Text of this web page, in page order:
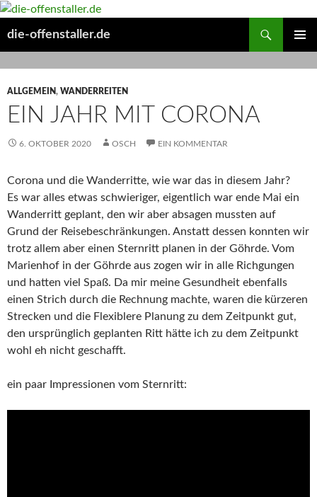
die-offenstaller.de
MENÜ
ALLGEMEIN, WANDERREITEN
EIN JAHR MIT CORONA
6. OKTOBER 2020 OSCH EIN KOMMENTAR
Corona und die Wanderritte, wie war das in diesem Jahr?
Es war alles etwas schwieriger, eigentlich war ende Mai ein
Wanderritt geplant, den wir aber absagen mussten auf
Grund der Reisebeschränkungen. Anstatt dessen konnten wir
trotz allem aber einen Sternritt planen in der Göhrde. Vom
Marienhof in der Göhrde aus zogen wir in alle Richgungen
und hatten viel Spaß. Da mir meine Gesundheit ebenfalls
einen Strich durch die Rechnung machte, waren die kürzeren
Strecken und die Flexiblere Planung zu dem Zeitpunkt gut,
den ursprünglich geplanten Ritt hätte ich zu dem Zeitpunkt
wohl eh nicht geschafft.
ein paar Impressionen vom Sternritt: